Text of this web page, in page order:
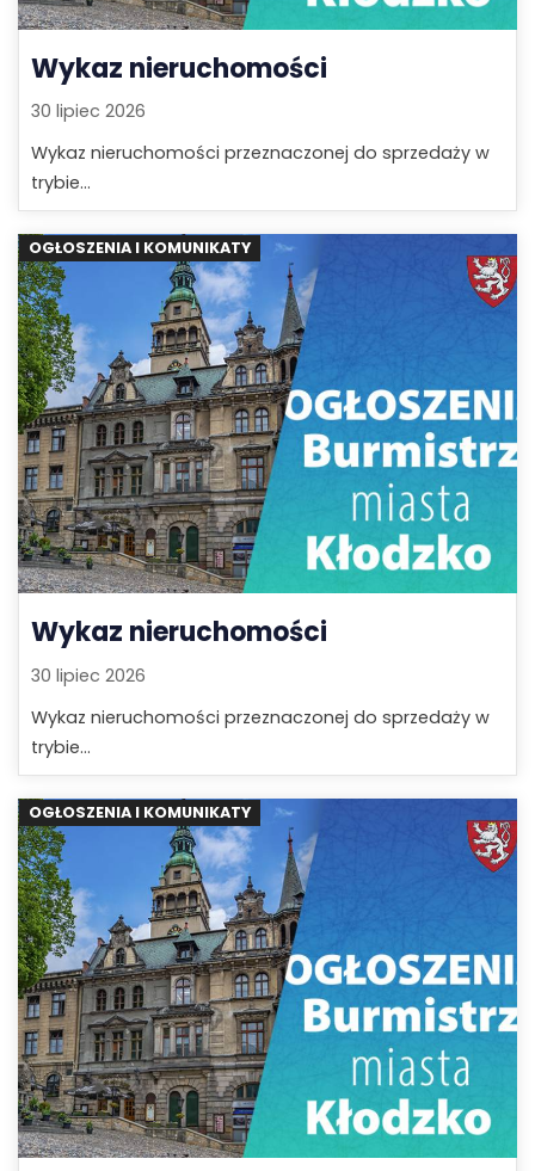
Wykaz nieruchomości
30 lipiec 2026
Wykaz nieruchomości przeznaczonej do sprzedaży w
trybie...
OGŁOSZENIA I KOMUNIKATY
Wykaz nieruchomości
30 lipiec 2026
Wykaz nieruchomości przeznaczonej do sprzedaży w
trybie...
OGŁOSZENIA I KOMUNIKATY